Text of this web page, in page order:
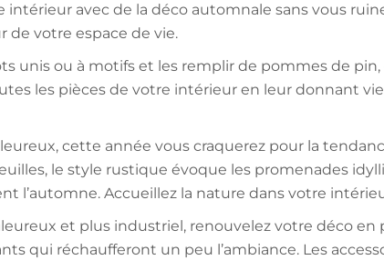
intérieur avec de la déco automnale sans vous
de votre espace de vie.
unis ou à motifs et les remplir de pommes de
les pièces de votre intérieur en leur donnant
cette année vous craquerez pour la
le style rustique évoque les promenades
l’automne. Accueillez la nature dans votre
et plus industriel, renouvelez votre déco
qui réchaufferont un peu l’ambiance. Les